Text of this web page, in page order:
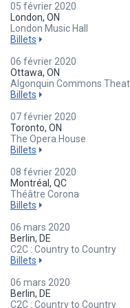
05 février 2020
London, ON
London Music Hall
Billets
06 février 2020
Ottawa, ON
Algonquin Commons
Billets
07 février 2020
Toronto, ON
The Opera House
Billets
08 février 2020
Montréal, QC
Théâtre Corona
Billets
06 mars 2020
Berlin, DE
C2C : Country to Country
Billets
06 mars 2020
Berlin, DE
C2C : Country to Country